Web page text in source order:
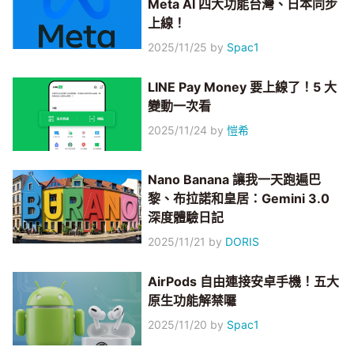
Meta AI 四大功能台灣、日本同步
上線！
2025/11/25 by Spac1
LINE Pay Money 要上線了！5 大
變動一次看
2025/11/24 by愷希
Nano Banana 讓我一天跑遍巴
黎、布拉諾和皇居：Gemini 3.0
深度體驗日記
2025/11/21 by DORIS
AirPods 自由連接安卓手機！五大
原生功能解禁囉
2025/11/20 by Spac1